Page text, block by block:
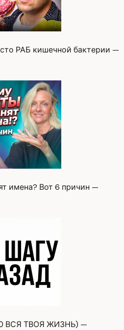
РАБ кишечной бактерии —
имена? Вот 6 причин —
ВСЯ ТВОЯ ЖИЗНЬ) —